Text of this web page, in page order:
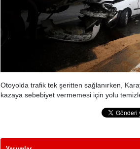
Otoyolda trafik tek şeritten sağlanırken,
kazaya sebebiyet vermemesi için yolu